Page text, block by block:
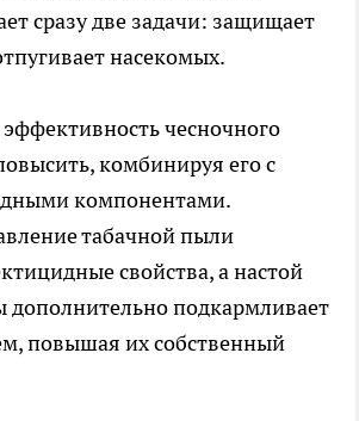
сразу две задачи: защищает
насекомых.
чесночного
комбинируя его с
компонентами.
табачной пыли
свойства, а настой
дополнительно подкармливает
повышая их собственный